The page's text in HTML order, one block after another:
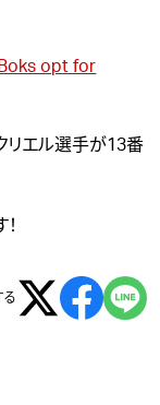
opt for
リエル選手が13番
る